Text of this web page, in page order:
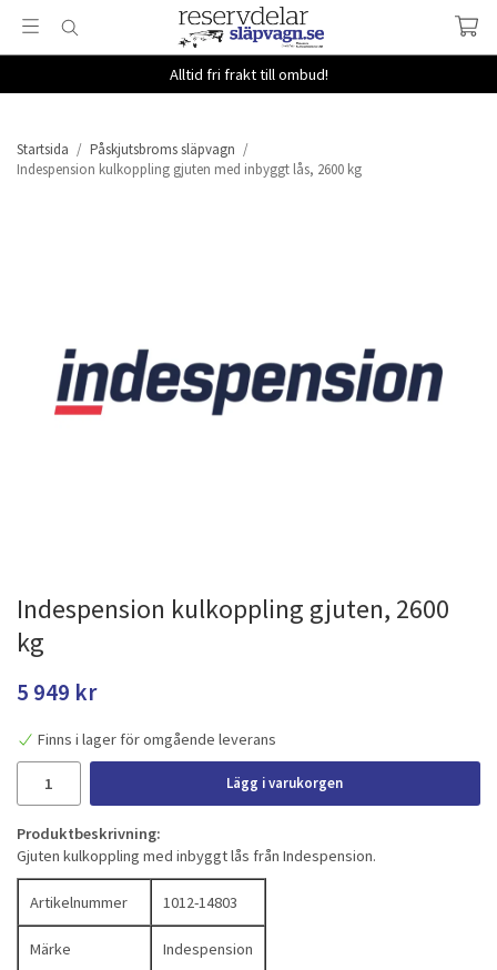
Alltid fri frakt till ombud!
Startsida / Påskjutsbroms släpvagn /
Indespension kulkoppling gjuten med inbyggt lås, 2600 kg
Indespension kulkoppling gjuten, 2600
kg
5 949 kr
Finns i lager för omgående leverans
Lägg i varukorgen
Produktbeskrivning:
Gjuten kulkoppling med inbyggt lås från Indespension.
Artikelnummer 1012-14803
Märke Indespension